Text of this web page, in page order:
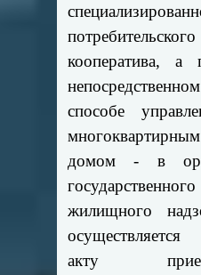
потребительского
кооператива, а
непосредственном
способе
многоквартирным
домом - в
государственного
жилищного
акту